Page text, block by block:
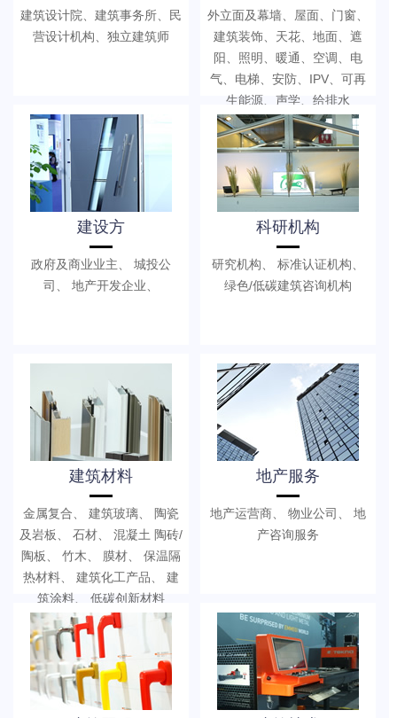
建筑设计院、建筑事务所、民
营设计机构、独立建筑师
外立面及幕墙、屋面、门窗、
建筑装饰、天花、地面、遮
阳、照明、暖通、空调、电
气、电梯、安防、IPV、可再
生能源、声学、给排水
建设方
政府及商业业主、 城投公
司、 地产开发企业、
科研机构
研究机构、 标准认证机构、
绿色/低碳建筑咨询机构
建筑材料
金属复合、 建筑玻璃、 陶瓷
及岩板、 石材、 混凝土 陶砖/
陶板、 竹木、 膜材、 保温隔
热材料、 建筑化工产品、 建
筑涂料、 低碳创新材料
地产服务
地产运营商、 物业公司、 地
产咨询服务